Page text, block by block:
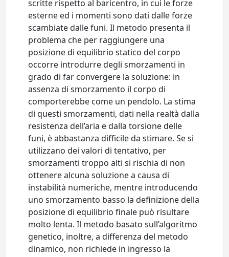
scritte rispetto al baricentro, in cui le forze
esterne ed i momenti sono dati dalle forze
scambiate dalle funi. Il metodo presenta il
problema che per raggiungere una
posizione di equilibrio statico del corpo
occorre introdurre degli smorzamenti in
grado di far convergere la soluzione: in
assenza di smorzamento il corpo di
comporterebbe come un pendolo. La stima
di questi smorzamenti, dati nella realtà dalla
resistenza dell’aria e dalla torsione delle
funi, è abbastanza difficile da stimare. Se si
utilizzano dei valori di tentativo, per
smorzamenti troppo alti si rischia di non
ottenere alcuna soluzione a causa di
instabilità numeriche, mentre introducendo
uno smorzamento basso la definizione della
posizione di equilibrio finale può risultare
molto lenta. Il metodo basato sull’algoritmo
genetico, inoltre, a differenza del metodo
dinamico, non richiede in ingresso la